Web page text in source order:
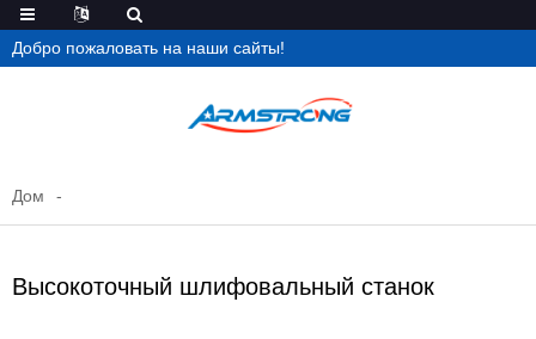
Добро пожаловать на наши сайты!
Дом
Высокоточный шлифовальный станок